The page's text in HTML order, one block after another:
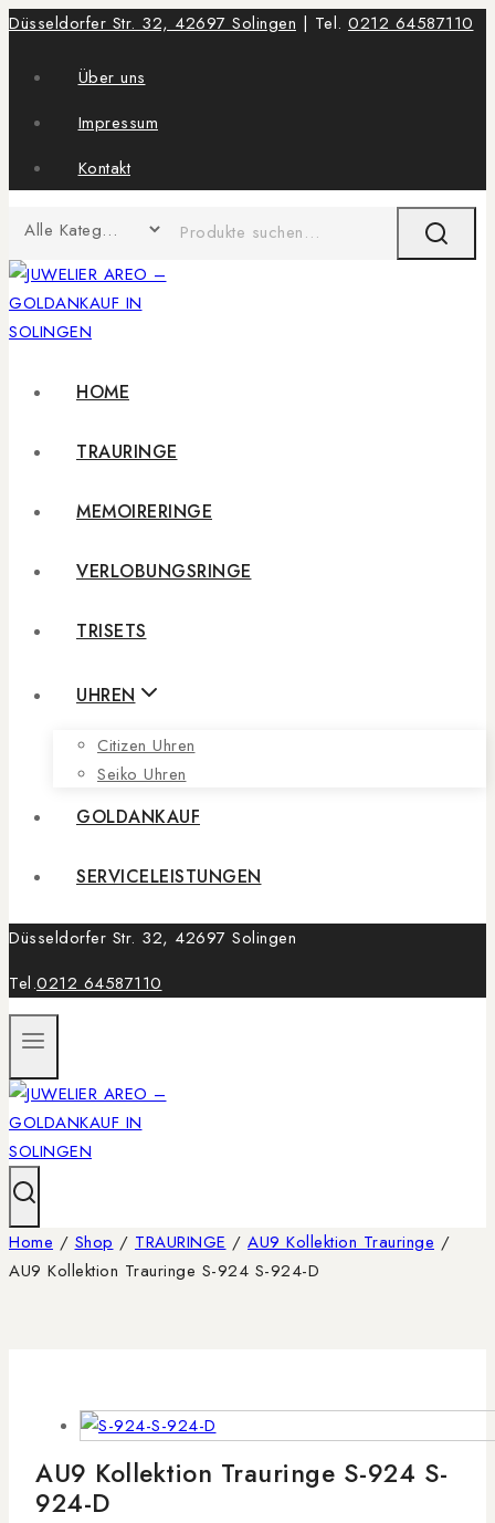
Düsseldorfer Str. 32, 42697 Solingen | Tel. 0212 64587110
Über uns
Impressum
Kontakt
HOME
TRAURINGE
MEMOIRERINGE
VERLOBUNGSRINGE
TRISETS
UHREN
Citizen Uhren
Seiko Uhren
GOLDANKAUF
SERVICELEISTUNGEN
Düsseldorfer Str. 32, 42697 Solingen
Tel.0212 64587110
Home / Shop / TRAURINGE / AU9 Kollektion Trauringe /
AU9 Kollektion Trauringe S-924 S-924-D
AU9 Kollektion Trauringe S-924 S-
924-D